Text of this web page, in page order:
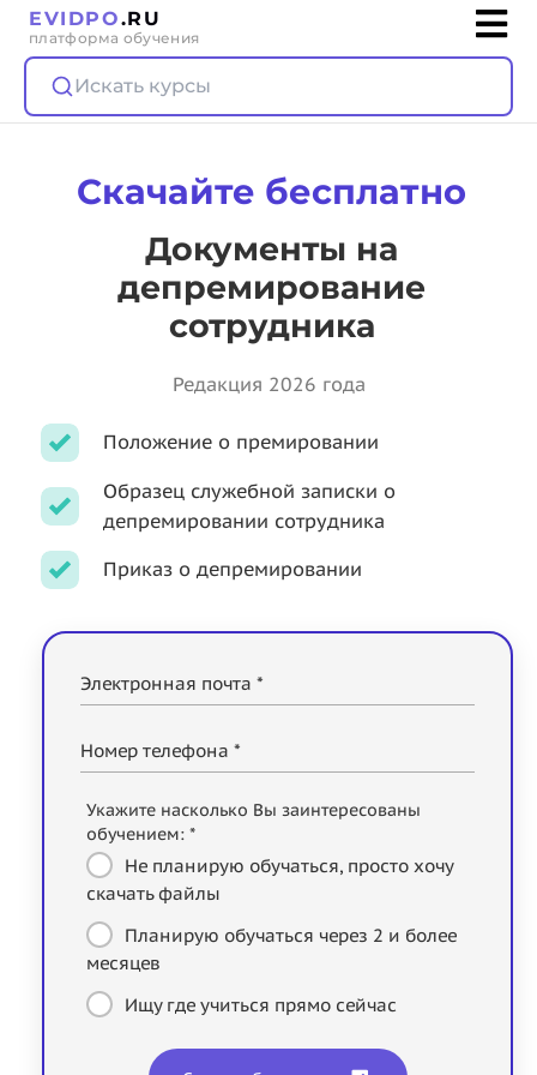
EVIDPO.RU
платформа обучения
Искать курсы
Скачайте бесплатно
Документы на
депремирование
сотрудника
Редакция 2026 года
Положение о премировании
Образец служебной записки о
депремировании сотрудника
Приказ о депремировании
Электронная почта *
Номер телефона *
Укажите насколько Вы заинтересованы
обучением: *
Не планирую обучаться, просто хочу
скачать файлы
Планирую обучаться через 2 и более
месяцев
Ищу где учиться прямо сейчас